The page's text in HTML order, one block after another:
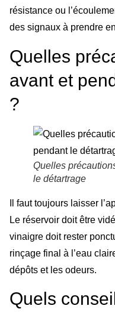
résistance ou
des signaux à prendre
Quelles
avant et
?
Quelles
le détartrage
Il faut toujours laisser
Le réservoir doit être
vinaigre doit rester
rinçage final à l’eau
dépôts et les odeurs.
Quels